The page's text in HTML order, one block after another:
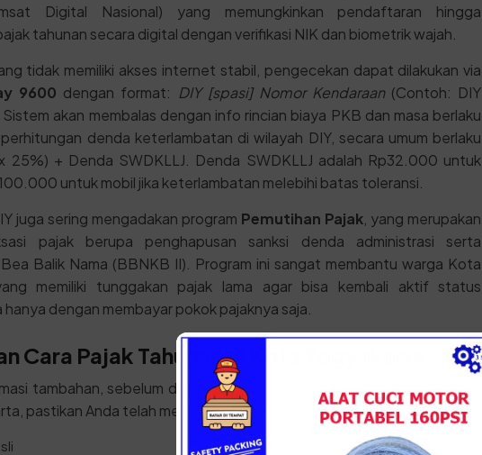
Digital Nasional) yang memungkinkan pendaftaran hingga
tahunan secara digital dengan verifikasi NIK dan biometrik wajah.
tidak memiliki akses internet stabil, pengecekan dapat dilakukan via
9600 dengan format: DIY [spasi] Nomor Kendaraan(Contoh: DIY
akan membalas dengan info rincian biaya PKB dan masa berlaku
denda keterlambatan di wilayah DIY, secara umum berlaku
25%) + Denda SWDKLLJ. Denda SWDKLLJ adalah Rp32.000 untuk
untuk mobil jika keterlambatan melebihi batas toleransi.
juga sering mengadakan program Pemutihan Pajak , yang merupakan
pajak berupa penghapusan sanksi denda administrasi serta
Balik Nama (BBNKB II). Program ini sangat membantu warga Kota
memiliki tunggakan pajak lama agar bisa kembali aktif status
dengan membayar pokok pajaknya saja.
Cara Pajak Tahunan di Kota Yogyakarta
tambahan, sebelum datang ke kantor SAMSAT yang ada di wilayah
pastikan Anda telah menyiapkan persyaratan berikut: